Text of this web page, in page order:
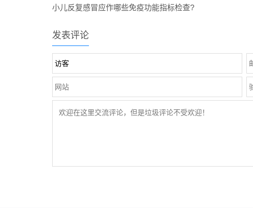
小儿反复感冒应作哪些免疫功能指标检查?
发表评论